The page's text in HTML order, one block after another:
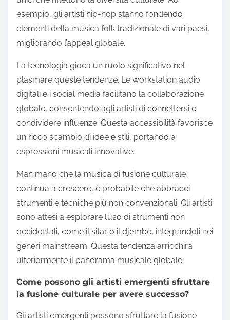
Quali sono le tendenze
future nella musica di
fusione culturale?
La musica di fusione culturale sta evolvendo
attraverso tecniche innovative, strumenti diversi e
integrazione tecnologica. Le tendenze emergenti
includono la mescolanza di suoni tradizionali e
contemporanei, l’uso di piattaforme digitali per la
collaborazione e l’incorporazione di stili musicali
globali.
I musicisti sperimentano sempre di più con
collaborazioni tra generi, creando paesaggi sonori
unici che riflettono la diversità culturale. Ad
esempio, gli artisti hip-hop stanno fondendo